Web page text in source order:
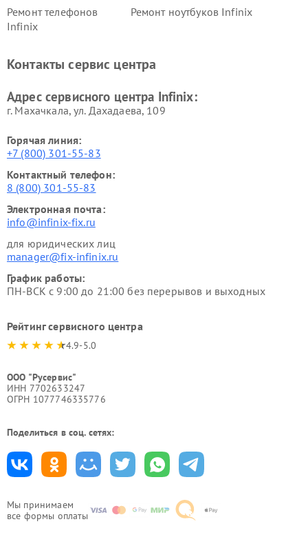
Мы принимаем
все формы оплаты
Ремонт телефонов
Infinix
Ремонт ноутбуков Infinix
Контакты сервис центра
Адрес сервисного центра Infinix:
г. Махачкала, ул. Дахадаева, 109
Горячая линия:
+7 (800) 301-55-83
Контактный телефон:
8 (800) 301-55-83
Электронная почта:
info@infinix-fix.ru
для юридических лиц
manager@fix-infinix.ru
График работы:
ПН-ВСК с 9:00 до 21:00 без перерывов и выходных
Рейтинг сервисного центра
4.9-5.0
ООО "Русервис"
ИНН 7702633247
ОГРН 1077746335776
Поделиться в соц. сетях: